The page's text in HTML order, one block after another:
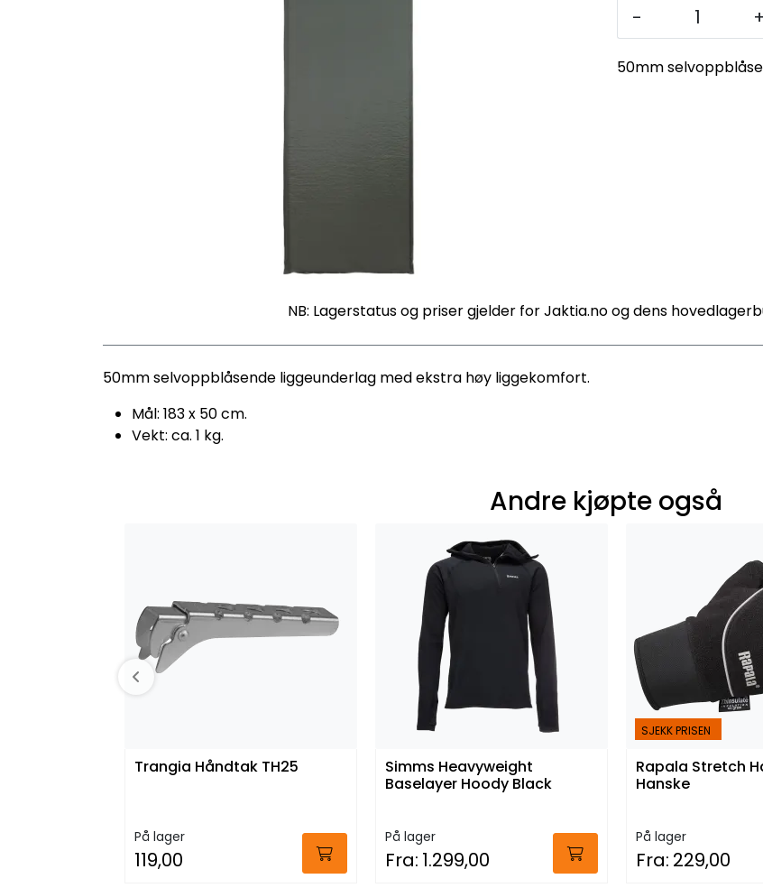
- +
50mm
NB: Lagerstatus og priser gjelder for Jaktia.no og dens
50mm selvoppblåsende liggeunderlag med ekstra høy liggekomfort.
Mål: 183 x 50 cm.
Vekt: ca. 1 kg.
Andre kjøpte også
Trangia Håndtak TH25
På lager
119,00
Simms Heavyweight
Baselayer Hoody Black
På lager
Fra: 1.299,00
SJEKK PRISEN
Rapala Stretch
Hanske
På lager
Fra: 229,00